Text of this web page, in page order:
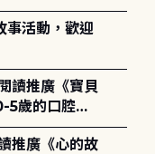
事活動，歡迎
讀推廣《寶貝
5歲的口腔照
推廣《心的故